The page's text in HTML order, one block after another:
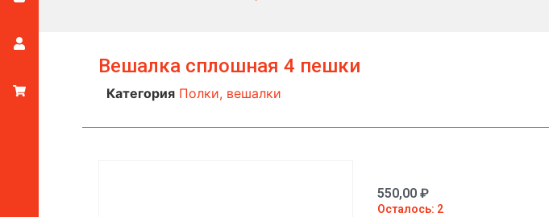
Вешалка сплошная 4 пешки
Категория Полки, вешалки
550,00 ₽
Осталось: 2